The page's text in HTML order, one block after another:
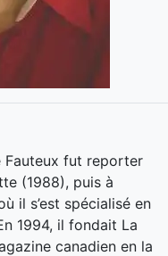
Fauteux fut reporter
(1988), puis à
il s’est spécialisé en
1994, il fondait La
canadien en la